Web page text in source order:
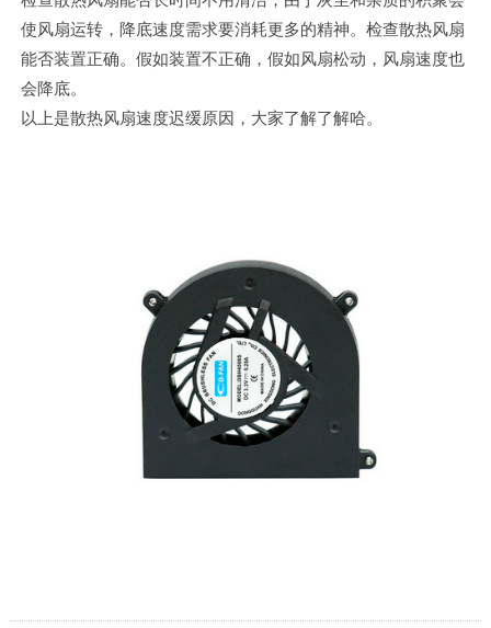
使风扇运转，降底速度需求要消耗更多的精神。检查散热风扇
能否装置正确。假如装置不正确，假如风扇松动，风扇速度也
会降底。
以上是散热风扇速度迟缓原因，大家了解了解哈。